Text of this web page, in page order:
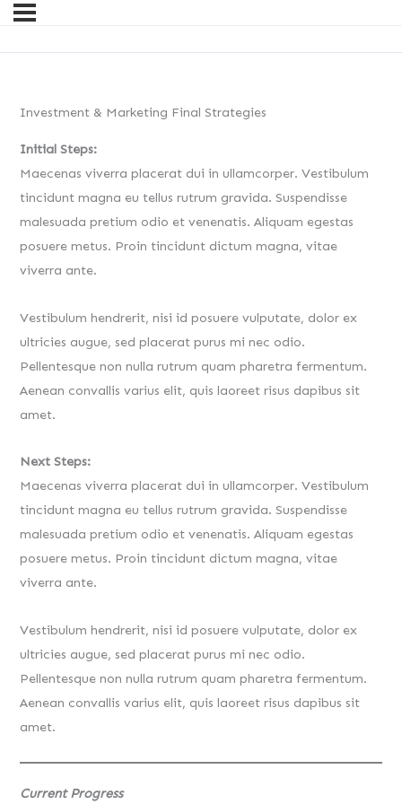
Investment & Marketing Final Strategies
Initial Steps:
Maecenas viverra placerat dui in ullamcorper. Vestibulum
tincidunt magna eu tellus rutrum gravida. Suspendisse
malesuada pretium odio et venenatis. Aliquam egestas
posuere metus. Proin tincidunt dictum magna, vitae
viverra ante.
Vestibulum hendrerit, nisi id posuere vulputate, dolor ex
ultricies augue, sed placerat purus mi nec odio.
Pellentesque non nulla rutrum quam pharetra fermentum.
Aenean convallis varius elit, quis laoreet risus dapibus sit
amet.
Next Steps:
Maecenas viverra placerat dui in ullamcorper. Vestibulum
tincidunt magna eu tellus rutrum gravida. Suspendisse
malesuada pretium odio et venenatis. Aliquam egestas
posuere metus. Proin tincidunt dictum magna, vitae
viverra ante.
Vestibulum hendrerit, nisi id posuere vulputate, dolor ex
ultricies augue, sed placerat purus mi nec odio.
Pellentesque non nulla rutrum quam pharetra fermentum.
Aenean convallis varius elit, quis laoreet risus dapibus sit
amet.
Current Progress